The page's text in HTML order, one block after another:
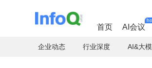
首页 AI会议
企业动态 行业深度 AI&大